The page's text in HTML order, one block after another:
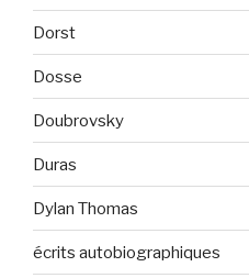
Dorst
Dosse
Doubrovsky
Duras
Dylan Thomas
écrits autobiographiques